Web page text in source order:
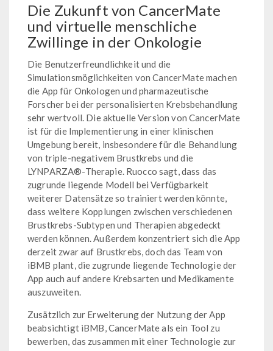
Die Zukunft von CancerMate
und virtuelle menschliche
Zwillinge in der Onkologie
Die Benutzerfreundlichkeit und die
Simulationsmöglichkeiten von CancerMate machen
die App für Onkologen und pharmazeutische
Forscher bei der personalisierten Krebsbehandlung
sehr wertvoll. Die aktuelle Version von CancerMate
ist für die Implementierung in einer klinischen
Umgebung bereit, insbesondere für die Behandlung
von triple-negativem Brustkrebs und die
LYNPARZA®-Therapie. Ruocco sagt, dass das
zugrunde liegende Modell bei Verfügbarkeit
weiterer Datensätze so trainiert werden könnte,
dass weitere Kopplungen zwischen verschiedenen
Brustkrebs-Subtypen und Therapien abgedeckt
werden können. Außerdem konzentriert sich die App
derzeit zwar auf Brustkrebs, doch das Team von
iBMB plant, die zugrunde liegende Technologie der
App auch auf andere Krebsarten und Medikamente
auszuweiten.
Zusätzlich zur Erweiterung der Nutzung der App
beabsichtigt iBMB, CancerMate als ein Tool zu
bewerben, das zusammen mit einer Technologie zur